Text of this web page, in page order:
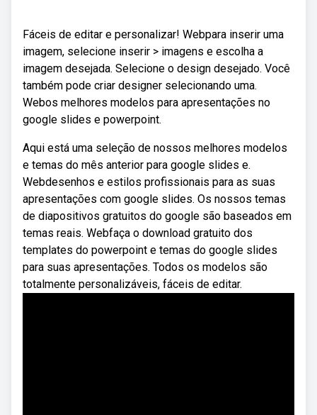
Fáceis de editar e personalizar! Webpara inserir uma
imagem, selecione inserir > imagens e escolha a
imagem desejada. Selecione o design desejado. Você
também pode criar designer selecionando uma.
Webos melhores modelos para apresentações no
google slides e powerpoint.
Aqui está uma seleção de nossos melhores modelos
e temas do mês anterior para google slides e.
Webdesenhos e estilos profissionais para as suas
apresentações com google slides. Os nossos temas
de diapositivos gratuitos do google são baseados em
temas reais. Webfaça o download gratuito dos
templates do powerpoint e temas do google slides
para suas apresentações. Todos os modelos são
totalmente personalizáveis, fáceis de editar.